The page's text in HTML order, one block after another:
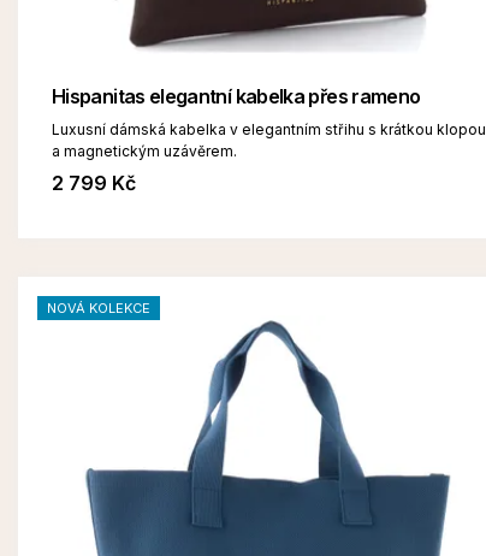
Hispanitas elegantní kabelka přes rameno
Luxusní dámská kabelka v elegantním střihu s krátkou klopou
a magnetickým uzávěrem.
2 799 Kč
NOVÁ KOLEKCE